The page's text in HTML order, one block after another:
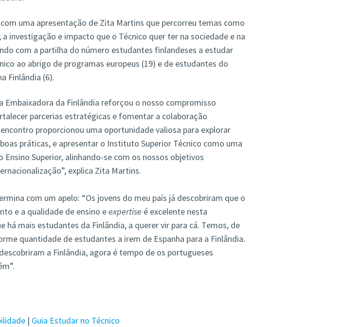
uma apresentação de Zita Martins que percorreu temas como
investigação e impacto que o Técnico quer ter na sociedade e na
com a partilha do número estudantes finlandeses a estudar
ao abrigo de programas europeus (19) e de estudantes do
Finlândia (6).
Embaixadora da Finlândia reforçou o nosso compromisso
parcerias estratégicas e fomentar a colaboração
proporcionou uma oportunidade valiosa para explorar
práticas, e apresentar o Instituto Superior Técnico como uma
Ensino Superior, alinhando-se com os nossos objetivos
explica Zita Martins.
com um apelo: “Os jovens do meu país já descobriram que o
e a qualidade de ensino eexpertise é excelente nesta
há mais estudantes da Finlândia, a querer vir para cá. Temos, de
quantidade de estudantes a irem de Espanha para a Finlândia.
a Finlândia, agora é tempo de os portugueses
| Guia Estudar no Técnico